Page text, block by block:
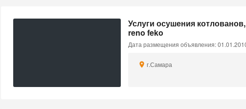
Услуги осушения
reno feko
Дата размещения объявления:
г.Самара